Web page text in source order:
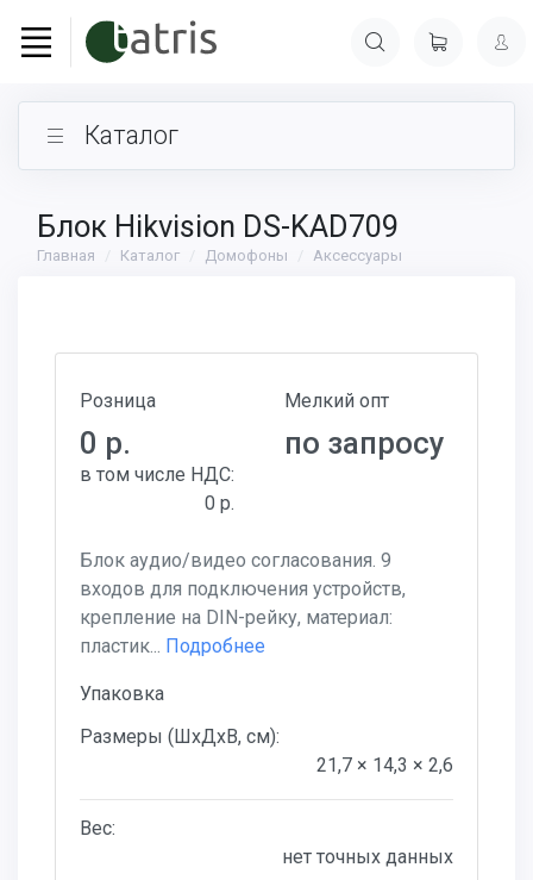
Каталог
Блок Hikvision DS-KAD709
Главная Каталог Домофоны Аксессуары
Розница
0 р.
в том числе НДС:
0 р.
Мелкий опт
по запросу
Блок аудио/видео согласования. 9
входов для подключения устройств,
крепление на DIN-рейку, материал:
пластик... Подробнее
Упаковка
Размеры (ШхДхВ, см):
21,7 × 14,3 × 2,6
Вес:
нет точных данных